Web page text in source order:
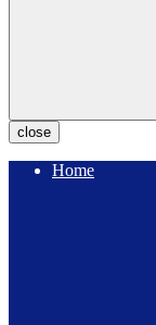
close
Home